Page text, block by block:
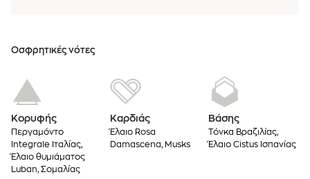
Oσφρητικές νότες
Κορυφής
Περγαμόντο
Integrale Ιταλίας,
Έλαιο θυμιάματος
Luban, Σομαλίας
Καρδιάς
Έλαιο Rosa
Damascena, Musks
Βάσης
Τόνκα Βραζιλίας,
Έλαιο Cistus Ισπανίας